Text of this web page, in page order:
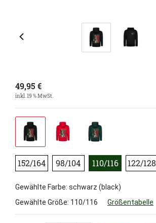
49,95 €
inkl. 19 % MwSt.
152/164 98/104 110/116 122/128
Gewählte Farbe: schwarz (black)
Gewählte Größe: 110/116 Größentabelle